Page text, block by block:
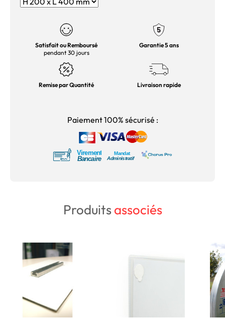
Satisfait ou Remboursé
pendant 30 jours
Garantie 5 ans
Remise par Quantité Livraison rapide
Paiement 100% sécurisé :
Produitsassociés